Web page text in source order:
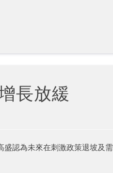
長放緩
認為未來在刺激政策退坡及需